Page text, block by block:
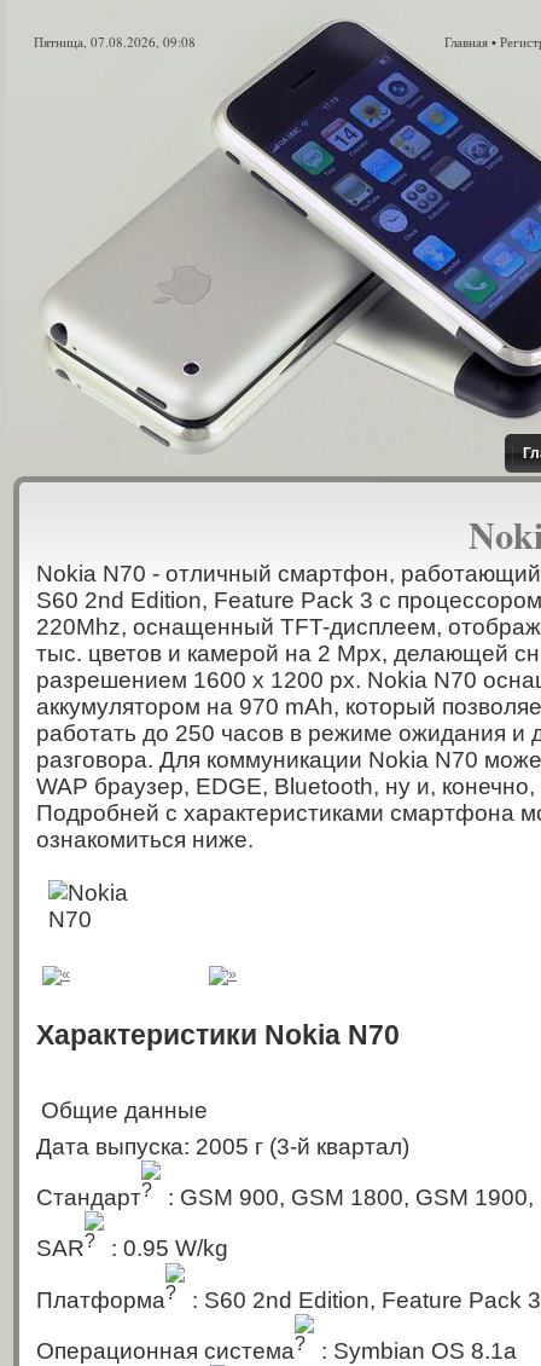
Пятница, 07.08.2026, 09:08 Главная •
Nokia
Nokia N70 - отличный смартфон,
S60 2nd Edition, Feature Pack 3 с
220Mhz, оснащенный TFT-дисплеем,
тыс. цветов и камерой на 2 Mpx, делающей
разрешением 1600 x 1200 px. Nokia N70
аккумулятором на 970 mAh, который
работать до 250 часов в режиме ожидания и
разговора. Для коммуникации Nokia N70
WAP браузер, EDGE, Bluetooth, ну и, конечно,
Подробней с характеристиками смартфона
ознакомиться ниже.
Характеристики Nokia N70
Общие данные
Дата выпуска: 2005 г (3-й квартал)
Стандарт : GSM 900, GSM 1800, GSM
SAR : 0.95 W/kg
Платформа : S60 2nd Edition, Feature Pack 3
Операционная система : Symbian OS 8.1a